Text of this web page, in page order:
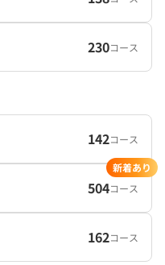
230コース
142コース
504コース
新着あり
162コース